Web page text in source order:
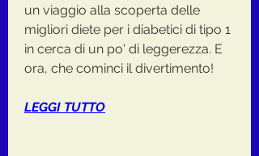
un viaggio alla scoperta delle
migliori diete per i diabetici di tipo 1
in cerca di un po' di leggerezza. E
ora, che cominci il divertimento!
LEGGI TUTTO